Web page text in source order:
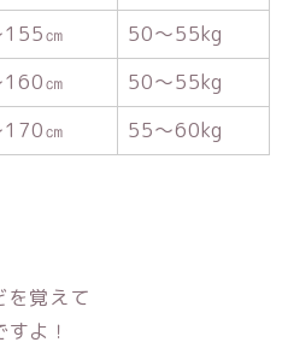
㎝
50～55kg
㎝
50～55kg
㎝ 55～60kg
を覚えて
よ！